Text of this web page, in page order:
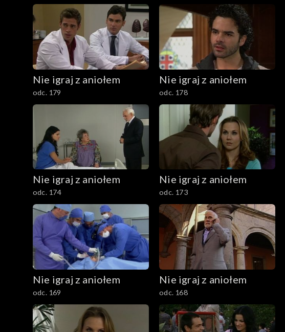
Nie igraj z aniołem
odc. 179
Nie igraj z aniołem
odc. 178
Nie igraj z aniołem
odc. 174
Nie igraj z aniołem
odc. 173
Nie igraj z aniołem
odc. 169
Nie igraj z aniołem
odc. 168